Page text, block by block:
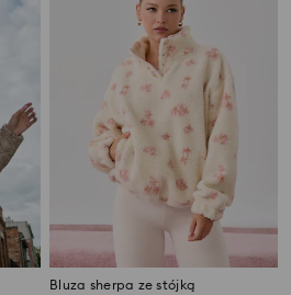
Bluza sherpa ze stójką